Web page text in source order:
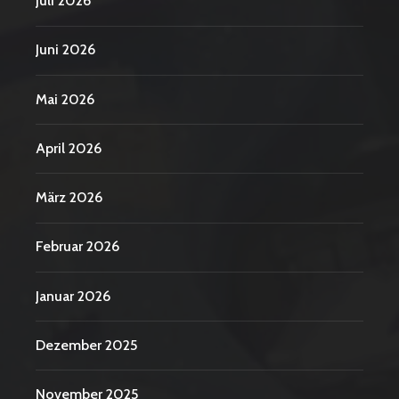
Juni 2026
Mai 2026
April 2026
März 2026
Februar 2026
Januar 2026
Dezember 2025
November 2025